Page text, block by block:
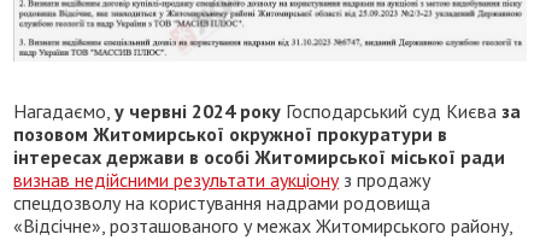
Нагадаємо,у червні 2024 року Господарський суд Києваза
позовом Житомирської окружної прокуратури в
інтересах держави в особі Житомирської міської ради
визнав недійсними результати аукціонуз продажу
спецдозволу на користування надрами родовища
«Відсічне», розташованого у межах Житомирського району,